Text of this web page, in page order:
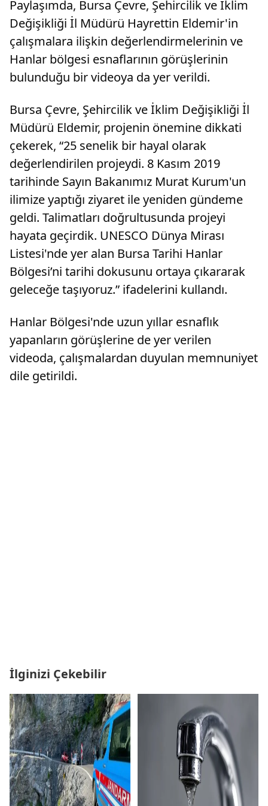
Paylaşımda, Bursa Çevre, Şehircilik ve İklim
Değişikliği İl Müdürü Hayrettin Eldemir'in
çalışmalara ilişkin değerlendirmelerinin ve
Hanlar bölgesi esnaflarının görüşlerinin
bulunduğu bir videoya da yer verildi.
Bursa Çevre, Şehircilik ve İklim Değişikliği İl
Müdürü Eldemir, projenin önemine dikkati
çekerek, “25 senelik bir hayal olarak
değerlendirilen projeydi. 8 Kasım 2019
tarihinde Sayın Bakanımız Murat Kurum'un
ilimize yaptığı ziyaret ile yeniden gündeme
geldi. Talimatları doğrultusunda projeyi
hayata geçirdik. UNESCO Dünya Mirası
Listesi'nde yer alan Bursa Tarihi Hanlar
Bölgesi’ni tarihi dokusunu ortaya çıkararak
geleceğe taşıyoruz.” ifadelerini kullandı.
Hanlar Bölgesi'nde uzun yıllar esnaflık
yapanların görüşlerine de yer verilen
videoda, çalışmalardan duyulan memnuniyet
dile getirildi.
İlginizi Çekebilir